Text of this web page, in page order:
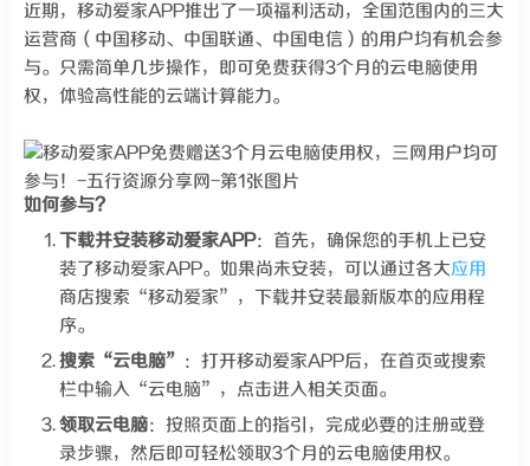
近期，移动爱家APP推出了一项福利活动，全国范围内的三大
运营商（中国移动、中国联通、中国电信）的用户均有机会参
与。只需简单几步操作，即可免费获得3个月的云电脑使用
权，体验高性能的云端计算能力。
如何参与？
下载并安装移动爱家APP：首先，确保您的手机上已安
装了移动爱家APP。如果尚未安装，可以通过各大应用
商店搜索“移动爱家”，下载并安装最新版本的应用程
序。
搜索“云电脑” ：打开移动爱家APP后，在首页或搜索
栏中输入“云电脑”，点击进入相关页面。
领取云电脑：按照页面上的指引，完成必要的注册或登
录步骤，然后即可轻松领取3个月的云电脑使用权。